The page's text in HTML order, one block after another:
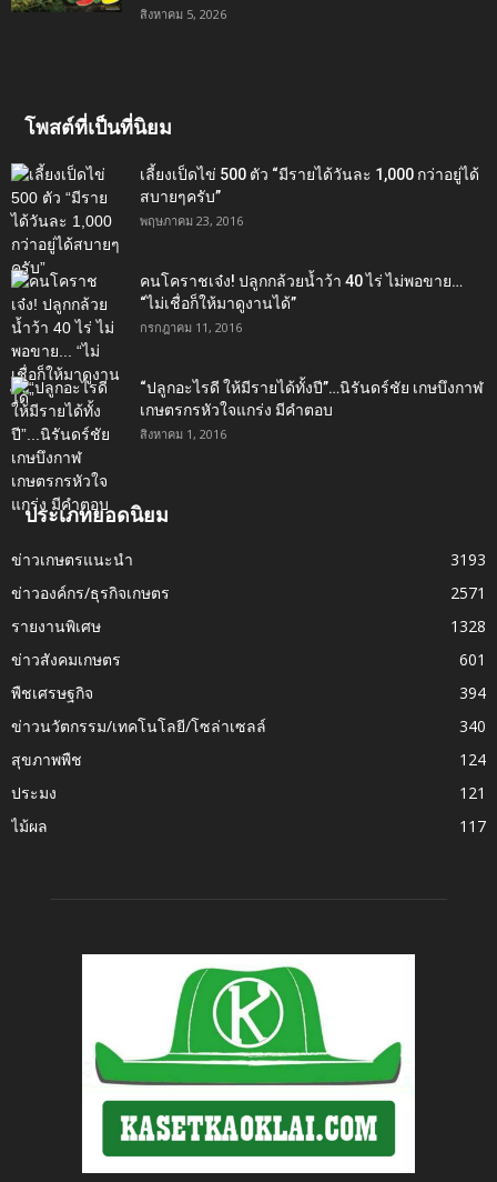
สิงหาคม 5, 2026
โพสต์ที่เป็นที่นิยม
เลี้ยงเป็ดไข่ 500 ตัว “มีรายได้วันละ 1,000 กว่าอยู่ได้
สบายๆครับ”
พฤษภาคม 23, 2016
คนโคราชเจ๋ง! ปลูกกล้วยน้ำว้า 40 ไร่ ไม่พอขาย…
“ไม่เชื่อก็ให้มาดูงานได้”‬
กรกฎาคม 11, 2016
“ปลูกอะไรดี ให้มีรายได้ทั้งปี”…นิรันดร์ชัย เกษบึงกาฬ
เกษตรกรหัวใจแกร่ง มีคำตอบ
สิงหาคม 1, 2016
ประเภทยอดนิยม
ข่าวเกษตรแนะนำ
3193
ข่าวองค์กร/ธุรกิจเกษตร
2571
รายงานพิเศษ
1328
ข่าวสังคมเกษตร
601
พืชเศรษฐกิจ
394
ข่าวนวัตกรรม/เทคโนโลยี/โซล่าเซลล์
340
สุขภาพพืช
124
ประมง
121
ไม้ผล
117